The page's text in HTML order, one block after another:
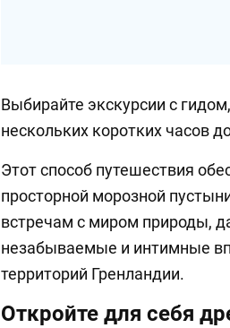
Выбирайте экскурсии с
нескольких коротких часов
Этот способ путешествия
просторной морозной
встречам с миром природы,
незабываемые и интимные
территорий Гренландии.
Откройте для себя